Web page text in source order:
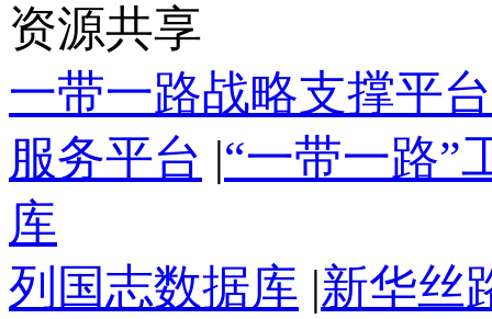
资源共享
一带一路战略支撑平台
服务平台 |“一带一路”
库
列国志数据库 |新华丝